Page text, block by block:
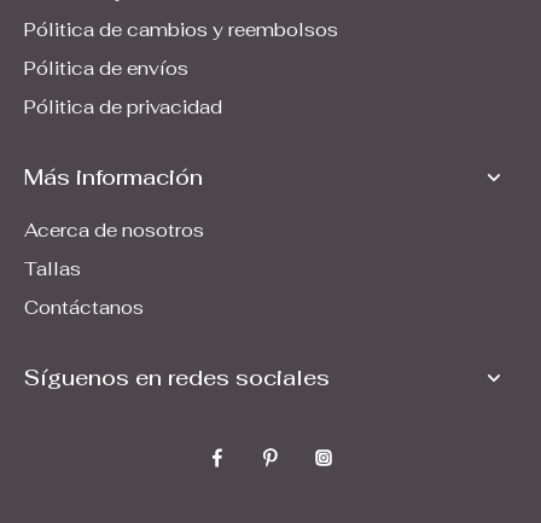
Pólitica de cambios y reembolsos
Pólitica de envíos
Pólitica de privacidad
Más información
Acerca de nosotros
Tallas
Contáctanos
Síguenos en redes sociales